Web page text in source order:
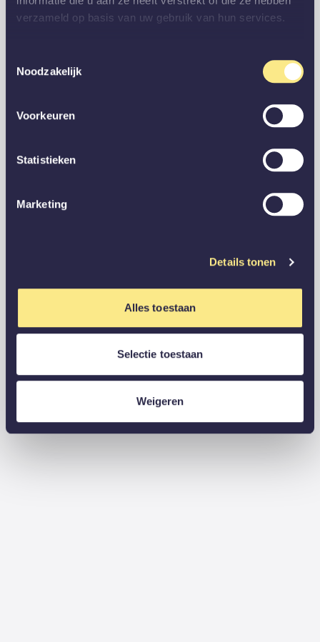
verzameld op basis van uw gebruik van hun services.
Noodzakelijk
Voorkeuren
Statistieken
Marketing
Details tonen
Alles toestaan
Selectie toestaan
Weigeren